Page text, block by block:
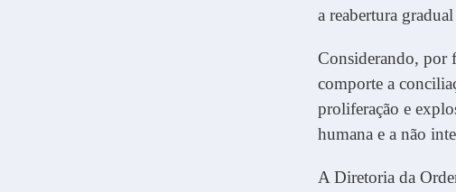
a reabertura
Considerando, por
comporte a
proliferação e
humana e a não
A Diretoria da